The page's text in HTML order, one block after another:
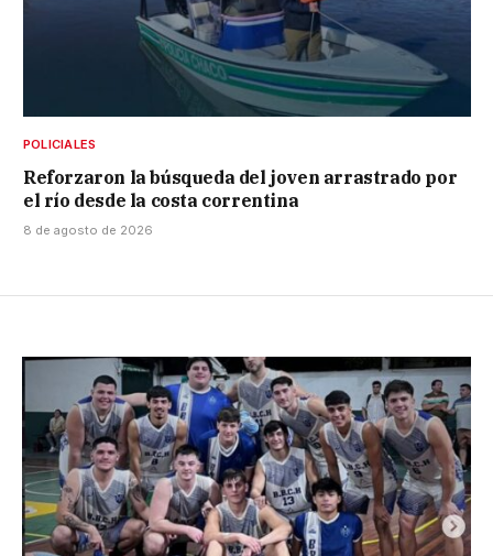
POLICIALES
Reforzaron la búsqueda del joven arrastrado por
el río desde la costa correntina
8 de agosto de 2026